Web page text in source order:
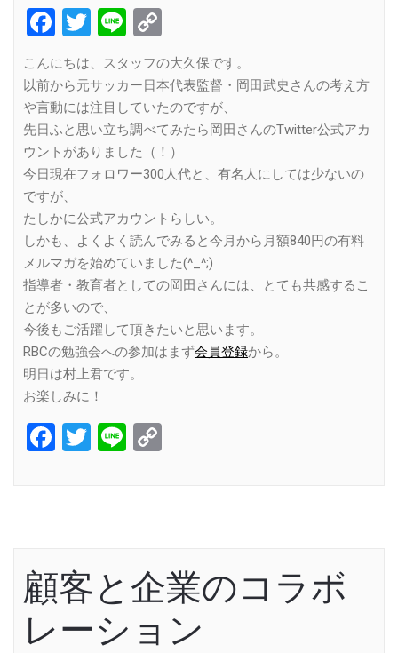
Facebook
Twitter
Line
Link
こんにちは、スタッフの大久保です。
以前から元サッカー日本代表監督・岡田武史さんの考え方
や言動には注目していたのですが、
先日ふと思い立ち調べてみたら岡田さんのTwitter公式アカ
ウントがありました（！）
今日現在フォロワー300人代と、有名人にしては少ないの
ですが、
たしかに公式アカウントらしい。
しかも、よくよく読んでみると今月から月額840円の有料
メルマガを始めていました(^_^;)
指導者・教育者としての岡田さんには、とても共感するこ
とが多いので、
今後もご活躍して頂きたいと思います。
RBCの勉強会への参加はまず会員登録から。
明日は村上君です。
お楽しみに！
Facebook
Twitter
Line
顧客と企業のコラボ
レーション